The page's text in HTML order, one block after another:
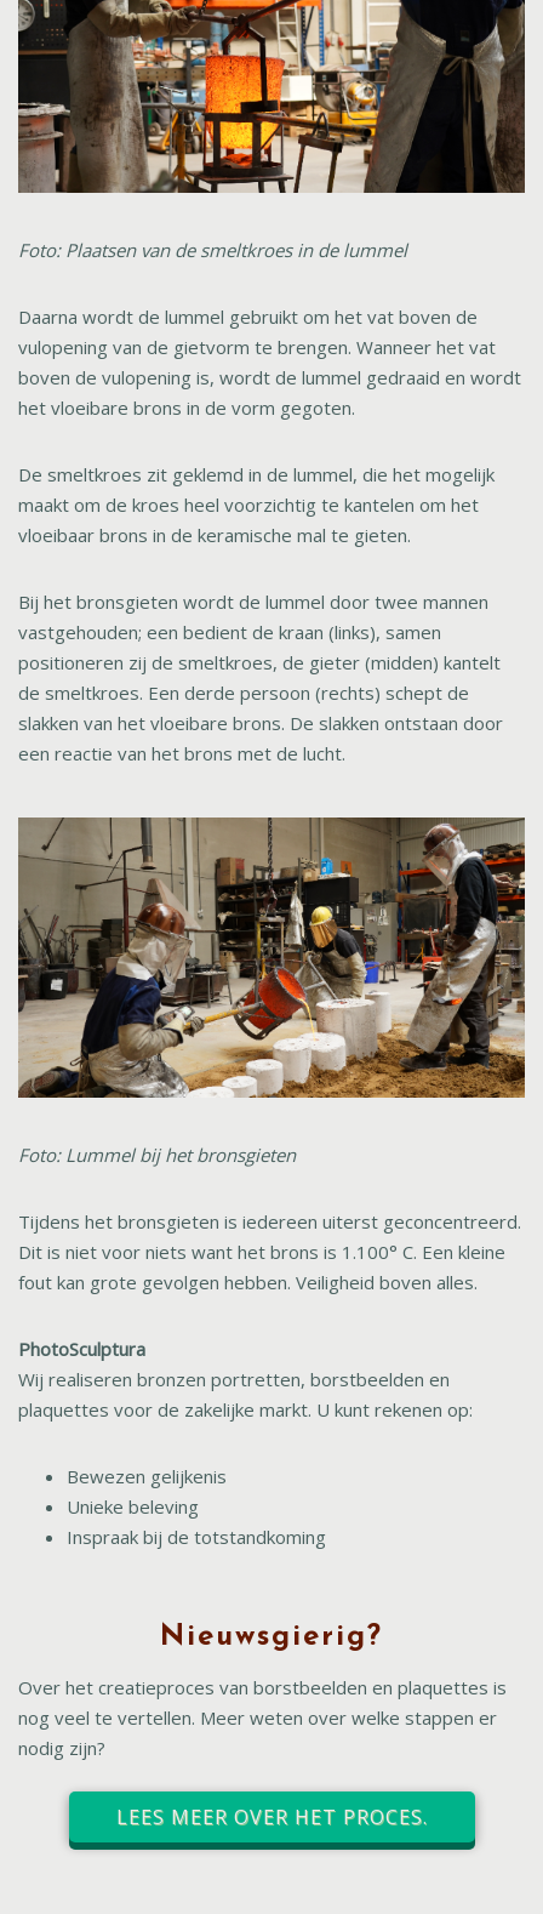
Foto: Plaatsen van de smeltkroes in de lummel
Daarna wordt de lummel gebruikt om het vat boven de
vulopening van de gietvorm te brengen. Wanneer het vat
boven de vulopening is, wordt de lummel gedraaid en wordt
het vloeibare brons in de vorm gegoten.
De smeltkroes zit geklemd in de lummel, die het mogelijk
maakt om de kroes heel voorzichtig te kantelen om het
vloeibaar brons in de keramische mal te gieten.
Bij het bronsgieten wordt de lummel door twee mannen
vastgehouden; een bedient de kraan (links), samen
positioneren zij de smeltkroes, de gieter (midden) kantelt
de smeltkroes. Een derde persoon (rechts) schept de
slakken van het vloeibare brons. De slakken ontstaan door
een reactie van het brons met de lucht.
Foto: Lummel bij het bronsgieten
Tijdens het bronsgieten is iedereen uiterst geconcentreerd.
Dit is niet voor niets want het brons is 1.100° C. Een kleine
fout kan grote gevolgen hebben. Veiligheid boven alles.
PhotoSculptura
Wij realiseren bronzen portretten, borstbeelden en
plaquettes voor de zakelijke markt. U kunt rekenen op:
Bewezen gelijkenis
Unieke beleving
Inspraak bij de totstandkoming
Nieuwsgierig?
Over het creatieproces van borstbeelden en plaquettes is
nog veel te vertellen. Meer weten over welke stappen er
nodig zijn?
LEES MEER OVER HET PROCES.